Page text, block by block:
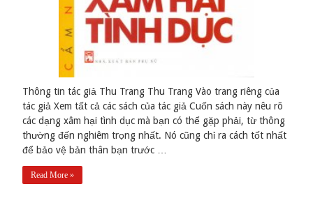
Thông tin tác giả Thu Trang Thu Trang Vào trang riêng của
tác giả Xem tất cả các sách của tác giả Cuốn sách này nêu rõ
các dạng xâm hại tình dục mà bạn có thể gặp phải, từ thông
thường đến nghiêm trọng nhất. Nó cũng chỉ ra cách tốt nhất
để bảo vệ bản thân bạn trước …
Read More »